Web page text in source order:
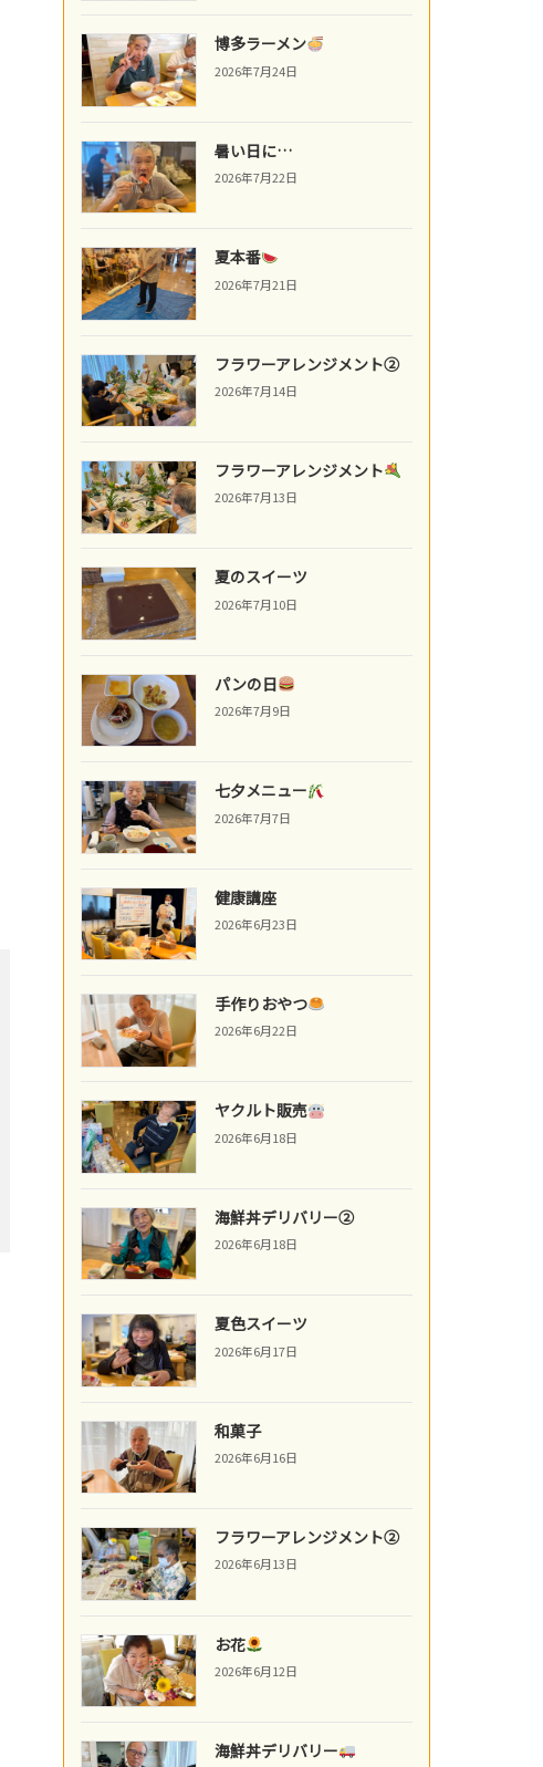
博多ラーメン
2026年7月24日
暑い日に…
2026年7月22日
夏本番
2026年7月21日
フラワーアレンジメント②
2026年7月14日
フラワーアレンジメント
2026年7月13日
夏のスイーツ
2026年7月10日
パンの日
2026年7月9日
七夕メニュー
2026年7月7日
健康講座
2026年6月23日
手作りおやつ
2026年6月22日
ヤクルト販売
2026年6月18日
海鮮丼デリバリー②
2026年6月18日
夏色スイーツ
2026年6月17日
和菓子
2026年6月16日
フラワーアレンジメント②
2026年6月13日
お花
2026年6月12日
海鮮丼デリバリー